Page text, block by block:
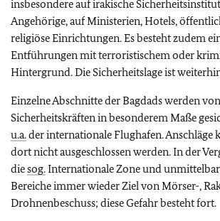
insbesondere auf irakische
Angehörige, auf Ministerien, Hotels,
religiöse Einrichtungen. Es besteht zudem
Entführungen mit terroristischem oder
Hintergrund. Die Sicherheitslage ist
Einzelne Abschnitte der Bagdads werden
Sicherheitskräften in besonderem Maße
u.a.der internationale Flughafen. Anschläge
dort nicht ausgeschlossen werden.In der
diesog.Internationale Zone und
Bereiche immer wieder Ziel von Mörser-,
Drohnenbeschuss; diese Gefahr besteht fort.